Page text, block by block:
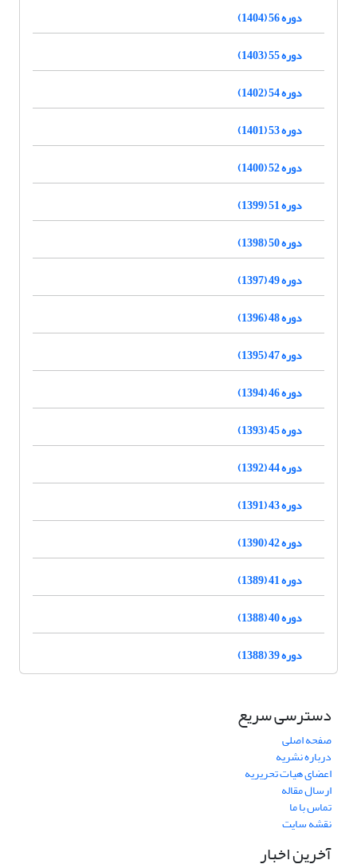
دوره 56 (1404)
دوره 55 (1403)
دوره 54 (1402)
دوره 53 (1401)
دوره 52 (1400)
دوره 51 (1399)
دوره 50 (1398)
دوره 49 (1397)
دوره 48 (1396)
دوره 47 (1395)
دوره 46 (1394)
دوره 45 (1393)
دوره 44 (1392)
دوره 43 (1391)
دوره 42 (1390)
دوره 41 (1389)
دوره 40 (1388)
دوره 39 (1388)
دسترسی سریع
صفحه اصلی
درباره نشریه
اعضای هیات تحریریه
ارسال مقاله
تماس با ما
نقشه سایت
آخرین اخبار